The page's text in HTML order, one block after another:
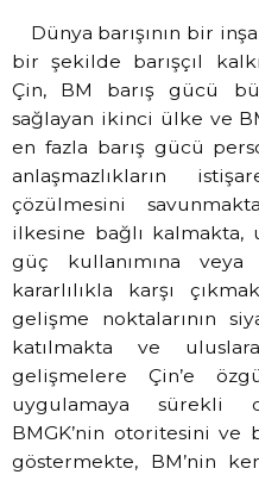
Dünya barışının bir
bir şekilde barışçıl
Çin, BM barış gücü
sağlayan ikinci ülke ve
en fazla barış gücü
anlaşmazlıkların
çözülmesini
ilkesine bağlı kalmakta,
güç kullanımına
kararlılıkla karşı
gelişme noktalarının
katılmakta ve
gelişmelere Çin’e
uygulamaya sürekli
BMGK’nin otoritesini
göstermekte, BM’nin